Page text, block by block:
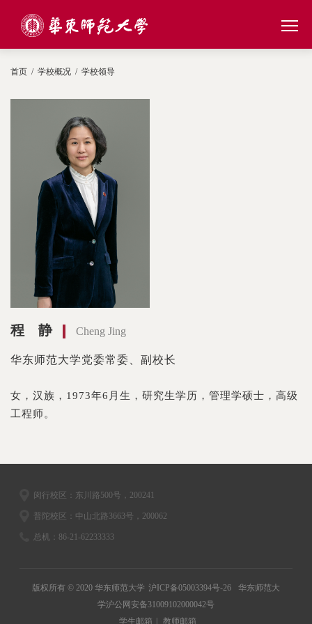
首页 / 学校概况 / 学校领导
程 静 Cheng Jing
华东师范大学党委常委、副校长
女，汉族，1973年6月生，研究生学历，管理学硕士，高级
工程师。
闵行校区：东川路500号，200241
普陀校区：中山北路3663号，200062
总机：86-21-62233333
版权所有 © 2020 华东师范大学 沪ICP备05003394号-26
华东师范大
学沪公网安备31009102000042号
学生邮箱 | 教师邮箱